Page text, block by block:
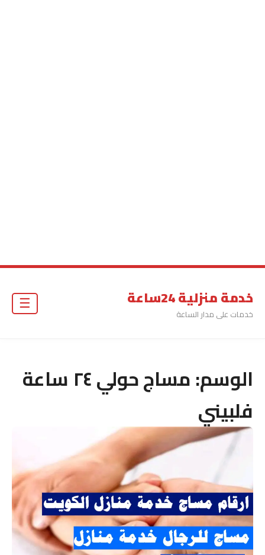
خدمة منزلية 24ساعة
خدمات على مدار الساعة
☰
الوسم:
مساج حولي ٢٤ ساعة
فلبيني